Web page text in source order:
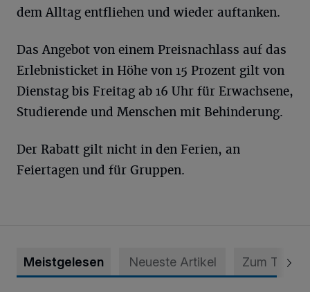
dem Alltag entfliehen und wieder auftanken.
Das Angebot von einem Preisnachlass auf das
Erlebnisticket in Höhe von 15 Prozent gilt von
Dienstag bis Freitag ab 16 Uhr für Erwachsene,
Studierende und Menschen mit Behinderung.
Der Rabatt gilt nicht in den Ferien, an
Feiertagen und für Gruppen.
Meistgelesen Neueste Artikel Zum Thema